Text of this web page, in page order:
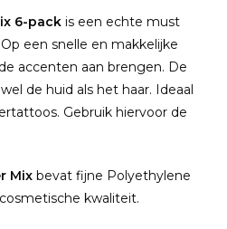
6-pack is een echte must
een snelle en makkelijke
accenten aan brengen. De
de huid als het haar. Ideaal
Gebruik hiervoor de
Mix bevat fijne Polyethylene
kwaliteit.